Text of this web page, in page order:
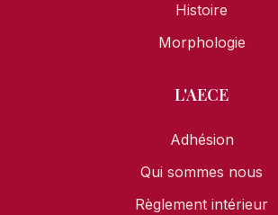
Histoire
Morphologie
L'AECE
Adhésion
Qui sommes nous
Règlement intérieur